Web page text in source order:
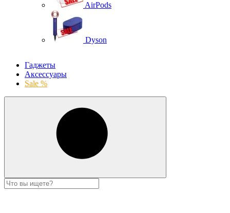
AirPods
Dyson
Гаджеты
Аксессуары
Sale %